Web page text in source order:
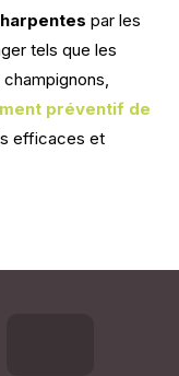
par les
tels que les
champignons,
préventif de
efficaces et